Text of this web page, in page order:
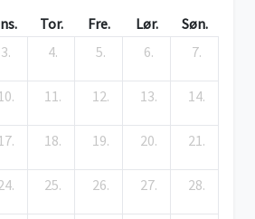
Tor. Fre. Lør.
Søn.
3. 4. 5. 6. 7.
11. 12. 13. 14.
18. 19. 20. 21.
25. 26. 27. 28.